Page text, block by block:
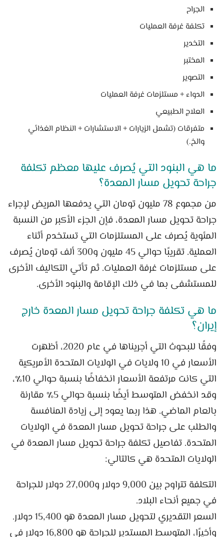
الجراح
تكلفة غرفة العمليات
التخدير
المختبر
التصوير
الدواء + مستلزمات غرفة العمليات
العلاج الطبيعي
متفرقات (تشمل الزيارات + الاستشارات + النظام الغذائي
والخ.)
ما هي البنود التي يُصرف عليها معظم تكلفة
جراحة تحويل مسار المعدة؟
من مجموع 78 مليون تومان التي يدفعها المريض لإجراء
جراحة تحويل مسار المعدة، فإن الجزء الأكبر من النسبة
المئوية يُصرف على المستلزمات التي تستخدم أثناء
العملية. تقريبًا حوالي 45 مليون و300 ألف تومان يُصرف
على مستلزمات غرفة العمليات. ثم تأتي التكاليف الأخرى
للمستشفى بما في ذلك الإقامة والبنود الأخرى.
ما هي تكلفة جراحة تحويل مسار المعدة خارج
إيران؟
وفقًا للبحوث التي أجريناها في عام 2020، أظهرت
الأسعار في 10 ولايات في الولايات المتحدة الأمريكية
التي كانت مرتفعة الأسعار انخفاضًا بنسبة حوالي 10٪،
وقد انخفض المتوسط ​​أيضًا بنسبة حوالي 5٪ مقارنة
بالعام الماضي. هذا ربما يعود إلى زيادة المنافسة
والطلب على جراحة تحويل مسار المعدة في الولايات
المتحدة. تفاصيل تكلفة جراحة تحويل مسار المعدة في
الولايات المتحدة هي كالتالي:
التكلفة تتراوح بين 9,000 دولار و27,000 دولار للجراحة
في جميع أنحاء البلاد.
السعر التقديري لتحويل مسار المعدة هو 15,400 دولار.
وأخيرًا، المتوسط ​​المستدير للجراحة هو 16,800 دولار في